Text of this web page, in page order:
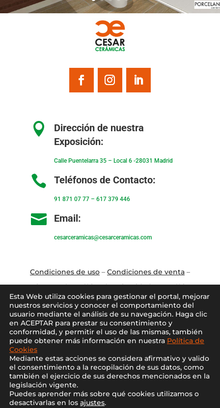

Dirección de nuestra
Exposición:
Calle Puentelarra 35 – Local 6 -28031 Madrid
 Teléfonos de Contacto:
91 871 07 77– 617 379 446
 Email:
cesarceramicas@cesarceramicas.com
Condiciones de uso– Condiciones de venta–
Aviso Legal–Política de privacidad –Política
de cookies
Blog–Contacto–Conócenos –Mi Cuenta
2021 ©Cesar Cerámicas
Esta Web utiliza cookies para gestionar el portal, mejorar
nuestros servicios y conocer el comportamiento del
usuario mediante el análisis de su navegación. Haga clic
en ACEPTAR para prestar su consentimiento y
conformidad, y permitir el uso de las mismas, también
puede obtener más información en nuestra Política de
Cookies
Mediante estas acciones se considera afirmativo y valido
el consentimiento a la recopilación de sus datos, como
también el ejercicio de sus derechos mencionados en la
legislación vigente.
Puedes aprender más sobre qué cookies utilizamos o
desactivarlas en los ajustes.